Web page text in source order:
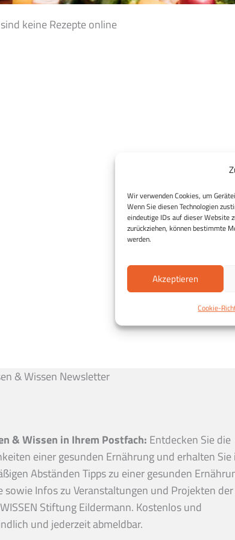
Wir verwenden Cookies, um
Wenn Sie diesen Technologien
eindeutige IDs auf dieser Website
zurückziehen, können bestimmte
werden.
Akzeptieren
Cookie-
keine Rezepte online
& Wissen Newsletter
& Wissen in Ihrem Postfach: Entdecken Sie die
einer gesunden Ernährung und erhalten Sie
Abständen Tipps zu einer gesunden
sowie Infos zu Veranstaltungen und Projekten der
Stiftung Eildermann. Kostenlos und
und jederzeit abmeldbar.